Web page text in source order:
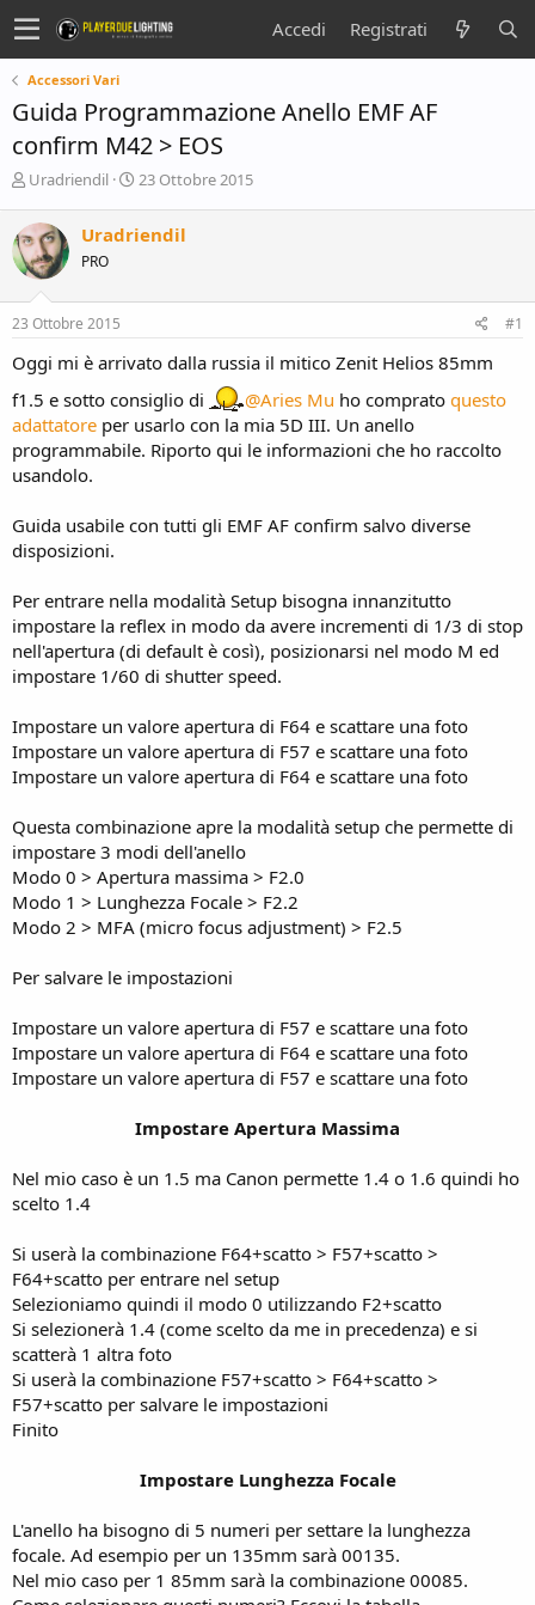
Accedi Registrati
Accessori Vari
Guida Programmazione Anello EMF AF
confirm M42 > EOS
C
e
a
t
o
r
e
i
c
u
s
s
o
n
Uradriendil
D
a
i
z
i
23 Ottobre 2015
Uradriendil
PRO
23 Ottobre 2015 #1
Oggi mi è arrivato dalla russia il mitico Zenit Helios 85mm
f1.5 e sotto consiglio di
@Aries Mu ho comprato questo
adattatore per usarlo con la mia 5D III. Un anello
programmabile. Riporto qui le informazioni che ho raccolto
usandolo.
Guida usabile con tutti gli EMF AF confirm salvo diverse
disposizioni.
Per entrare nella modalità Setup bisogna innanzitutto
impostare la reflex in modo da avere incrementi di 1/3 di stop
nell'apertura (di default è così), posizionarsi nel modo M ed
impostare 1/60 di shutter speed.
Impostare un valore apertura di F64 e scattare una foto
Impostare un valore apertura di F57 e scattare una foto
Impostare un valore apertura di F64 e scattare una foto
Questa combinazione apre la modalità setup che permette di
impostare 3 modi dell'anello
Modo 0 > Apertura massima > F2.0
Modo 1 > Lunghezza Focale > F2.2
Modo 2 > MFA (micro focus adjustment) > F2.5
Per salvare le impostazioni
Impostare un valore apertura di F57 e scattare una foto
Impostare un valore apertura di F64 e scattare una foto
Impostare un valore apertura di F57 e scattare una foto
Impostare Apertura Massima
Nel mio caso è un 1.5 ma Canon permette 1.4 o 1.6 quindi ho
scelto 1.4
Si userà la combinazione F64+scatto > F57+scatto >
F64+scatto per entrare nel setup
Selezioniamo quindi il modo 0 utilizzando F2+scatto
Si selezionerà 1.4 (come scelto da me in precedenza) e si
scatterà 1 altra foto
Si userà la combinazione F57+scatto > F64+scatto >
F57+scatto per salvare le impostazioni
Finito
Impostare Lunghezza Focale
L'anello ha bisogno di 5 numeri per settare la lunghezza
focale. Ad esempio per un 135mm sarà 00135.
Nel mio caso per 1 85mm sarà la combinazione 00085.